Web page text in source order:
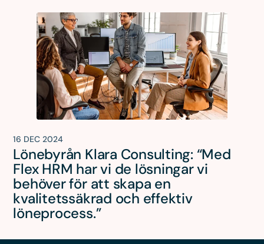
16 DEC 2024
Lönebyrån Klara Consulting: “Med
Flex HRM har vi de lösningar vi
behöver för att skapa en
kvalitetssäkrad och effektiv
löneprocess.”